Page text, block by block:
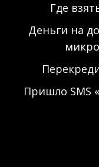
Где
Деньги на
Пришло SMS